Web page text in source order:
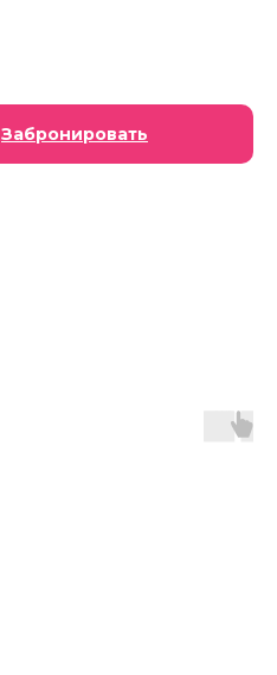
Забронировать